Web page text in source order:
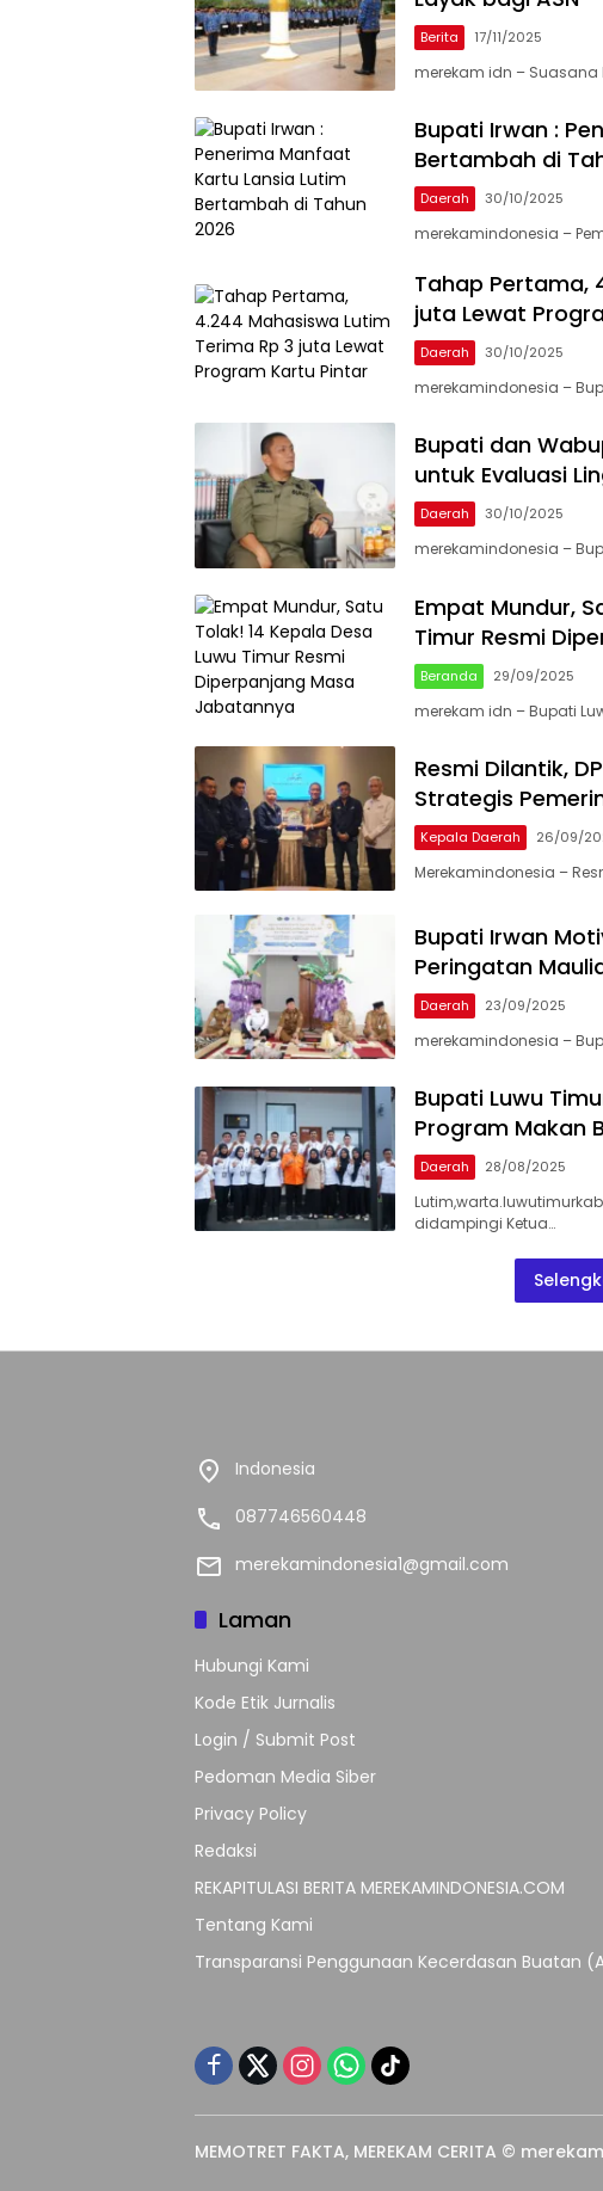
Berita 17/11/2025
merekam idn –
Bupati Irwan :
Bertambah di
Daerah 30/10/2025
merekamindonesia –
Tahap Pertama,
juta Lewat
Daerah 30/10/2025
merekamindonesia –
Bupati dan
untuk Evaluasi
Daerah 30/10/2025
merekamindonesia –
Empat Mundur,
Timur Resmi
Beranda 29/09/2025
merekam idn – Bupati
Resmi Dilantik,
Strategis
Kepala Daerah 26/09/
Merekamindonesia –
Bupati Irwan
Peringatan
Daerah 23/09/2025
merekamindonesia –
Bupati Luwu
Program Makan
Daerah 28/08/2025
didampingi Ketua…
Indonesia
087746560448
merekamindonesia1@gmail.com
Laman
Hubungi Kami
Kode Etik Jurnalis
Login / Submit Post
Pedoman Media Siber
Privacy Policy
Redaksi
REKAPITULASI BERITA MEREKAMINDONESIA.COM
Tentang Kami
Transparansi Penggunaan Kecerdasan Buatan
MEMOTRET FAKTA, MEREKAM CERITA ©